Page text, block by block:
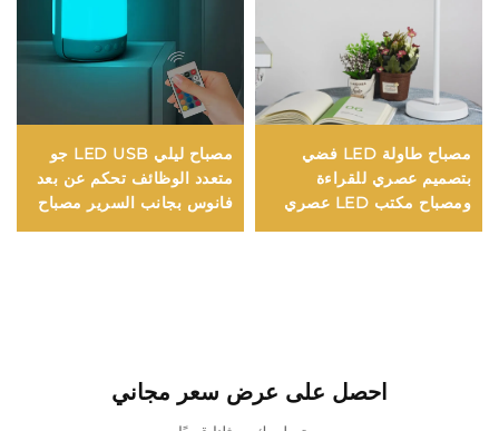
مصباح طاولة LED فضي
بتصميم عصري للقراءة
ومصباح مكتب LED عصري
مصباح ليلي LED USB جو
متعدد الوظائف تحكم عن بعد
فانوس بجانب السرير مصباح
احصل على عرض سعر مجاني